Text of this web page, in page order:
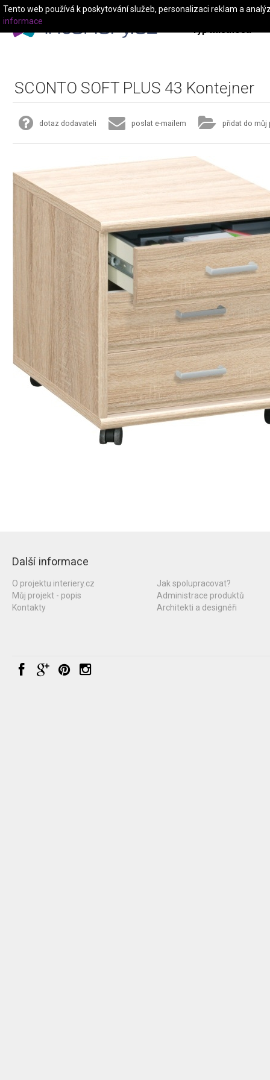
Typ místnosti
SCONTO SOFT PLUS 43 Kontejner
dotaz dodavateli poslat e-mailem přidat do můj
Další informace
O projektu interiery.cz
Můj projekt - popis
Kontakty
Jak spolupracovat?
Administrace produktů
Architekti a designéři
Tento web používá k poskytování služeb, personalizaci reklam a
informace